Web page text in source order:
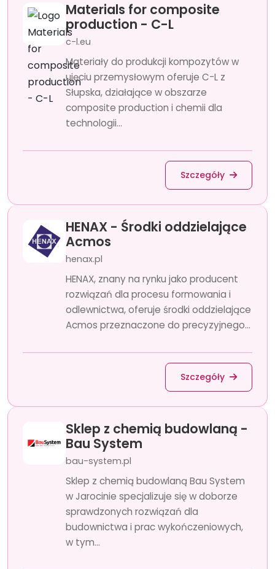
Materials for composite
production - C-L
c-l.eu
Materiały do produkcji kompozytów w
ujęciu przemysłowym oferuje C-L z
Słupska, działające w obszarze
composite production i chemii dla
technologii...
Szczegóły
HENAX - Środki oddzielające
Acmos
henax.pl
HENAX, znany na rynku jako producent
rozwiązań dla procesu formowania i
odlewnictwa, oferuje środki oddzielające
Acmos przeznaczone do precyzyjnego...
Szczegóły
Sklep z chemią budowlaną -
Bau System
bau-system.pl
Sklep z chemią budowlaną Bau System
w Jarocinie specjalizuje się w doborze
sprawdzonych rozwiązań dla
budownictwa i prac wykończeniowych,
w tym...